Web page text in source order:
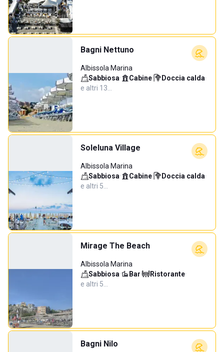
Bagni Nettuno
Albissola Marina
Sabbiosa· Cabine· Doccia calda·
e altri 13…
Soleluna Village
Albissola Marina
Sabbiosa· Cabine· Doccia calda·
e altri 5…
Mirage The Beach
Albissola Marina
Sabbiosa· Bar· Ristorante·
e altri 5…
Bagni Nilo